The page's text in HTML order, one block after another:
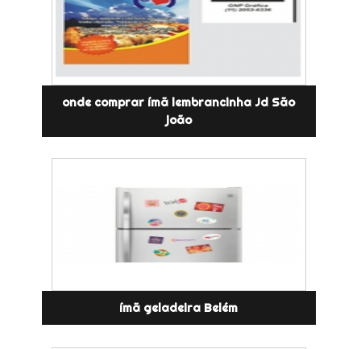
onde comprar ímã lembrancinha Jd São
joão
ímã geladeira Belém